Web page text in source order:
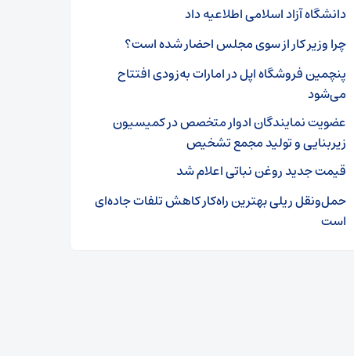
دانشگاه آزاد اسلامی اطلاعیه داد
چرا وزیر کار از سوی مجلس احضار شده است؟
پنچمین فروشگاه اپل در امارات به‌زودی افتتاح
می‌شود
عضویت نمایندگان ادوار متخصص در کمیسیون
زیربنایی و تولید مجمع تشخیص
قیمت جدید روغن نباتی اعلام شد
حمل‌ونقل ریلی بهترین راه‌کار کاهش تلفات جاده‌ای
است